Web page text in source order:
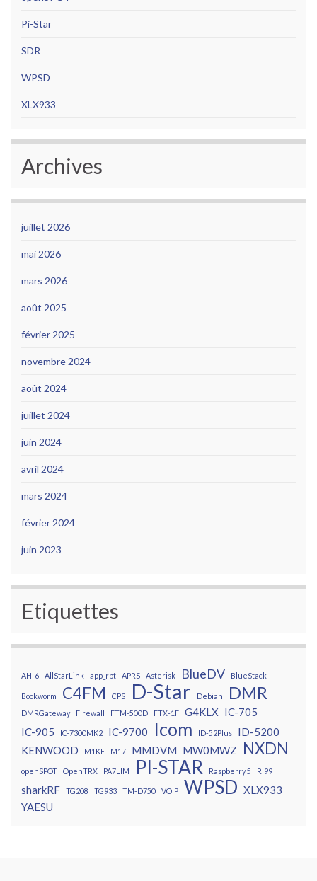
Pi-Star
SDR
WPSD
XLX933
Archives
juillet 2026
mai 2026
mars 2026
août 2025
février 2025
novembre 2024
août 2024
juillet 2024
juin 2024
avril 2024
mars 2024
février 2024
juin 2023
Etiquettes
AH-6 AllStarLink app_rpt APRS Asterisk BlueDV BlueStack
Bookworm C4FM CPS D-Star Debian DMR
DMRGateway Firewall FTM-500D FTX-1F G4KLX IC-705
IC-905
IC-7300MK2 IC-9700 Icom ID-52Plus
ID-5200
KENWOOD
M1KE M17 MMDVM MW0MWZ NXDN
openSPOT OpenTRX PA7LIM PI-STAR Raspberry 5 RI99
sharkRF TG208 TG933 TM-D750 VOIP WPSD XLX933
YAESU